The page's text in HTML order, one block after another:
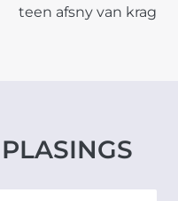
teen afsny van krag